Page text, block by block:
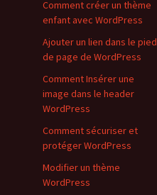
Comment créer un thème
enfant avec WordPress
Ajouter un lien dans le pied
de page de WordPress
Comment Insérer une
image dans le header
WordPress
Comment sécuriser et
protéger WordPress
Modifier un thème
WordPress